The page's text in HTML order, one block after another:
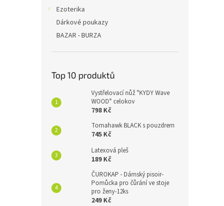
Ezoterika
Dárkové poukazy
BAZAR - BURZA
Top 10 produktů
Vystřelovací nůž "KYDY Wave
WOOD" celokov
798 Kč
Tomahawk BLACK s pouzdrem
745 Kč
Latexová pleš
189 Kč
ČUROKAP - Dámský pisoir-
Pomůcka pro čůrání ve stoje
pro ženy-12ks
249 Kč